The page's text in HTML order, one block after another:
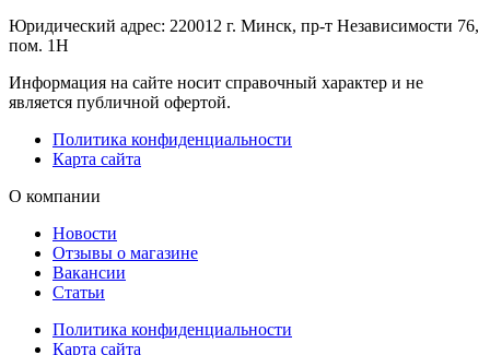
Юридический адрес: 220012 г. Минск, пр-т Независимости 76,
пом. 1Н
Информация на сайте носит справочный характер и не
является публичной офертой.
Политика конфиденциальности
Карта сайта
О компании
Новости
Отзывы о магазине
Вакансии
Статьи
Политика конфиденциальности
Карта сайта